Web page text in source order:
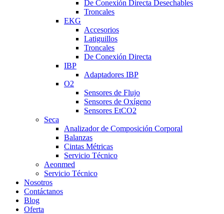
De Conexión Directa Desechables
Troncales
EKG
Accesorios
Latiguillos
Troncales
De Conexión Directa
IBP
Adaptadores IBP
O2
Sensores de Flujo
Sensores de Oxígeno
Sensores EtCO2
Seca
Analizador de Composición Corporal
Balanzas
Cintas Métricas
Servicio Técnico
Aeonmed
Servicio Técnico
Nosotros
Contáctanos
Blog
Oferta